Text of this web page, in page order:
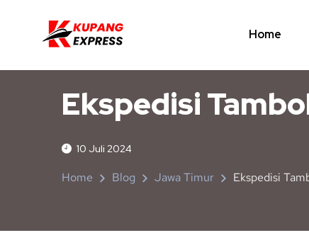
Home
Ekspedisi
10 Juli 2024
Home Blog Jawa Timur Ekspedisi